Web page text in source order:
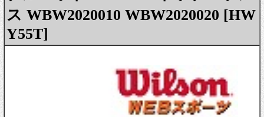
ス WBW2020010 WBW2020020 [HW
Y55T]